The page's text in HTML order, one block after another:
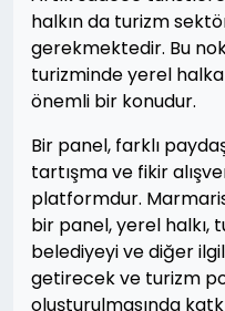
halkın da turizm
gerekmektedir. Bu
turizminde yerel
önemli bir konudur.
Bir panel, farklı
tartışma ve fikir
platformdur.
bir panel, yerel halkı,
belediyeyi ve diğer
getirecek ve turizm
oluşturulmasında